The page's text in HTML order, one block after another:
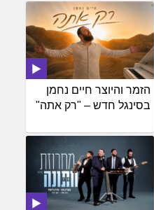
הזמר והיוצר חיים נחמן
בסינגל חדש – "רק אתה"